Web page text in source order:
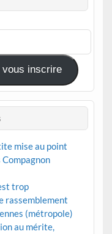
vous inscrire
mise au point
trop
rassemblement
(métropole)
au mérite,